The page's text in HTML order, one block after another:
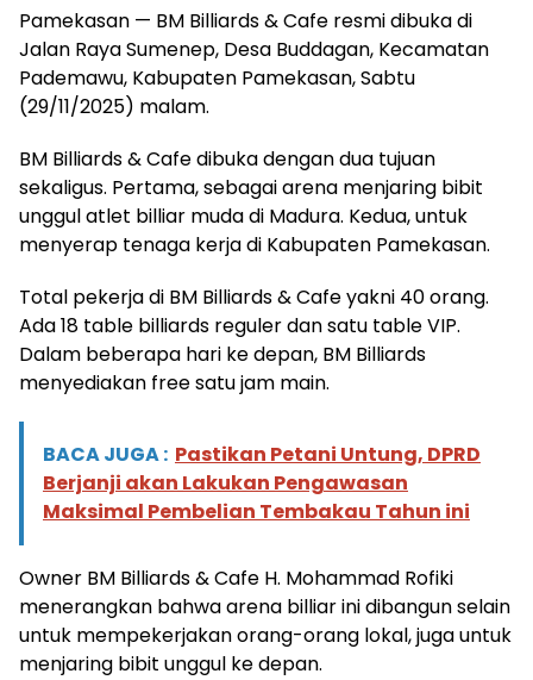
Pamekasan — BM Billiards & Cafe resmi dibuka di
Jalan Raya Sumenep, Desa Buddagan, Kecamatan
Pademawu, Kabupaten Pamekasan, Sabtu
(29/11/2025) malam.
BM Billiards & Cafe dibuka dengan dua tujuan
sekaligus. Pertama, sebagai arena menjaring bibit
unggul atlet billiar muda di Madura. Kedua, untuk
menyerap tenaga kerja di Kabupaten Pamekasan.
Total pekerja di BM Billiards & Cafe yakni 40 orang.
Ada 18 table billiards reguler dan satu table VIP.
Dalam beberapa hari ke depan, BM Billiards
menyediakan free satu jam main.
BACA JUGA : Pastikan Petani Untung, DPRD
Berjanji akan Lakukan Pengawasan
Maksimal Pembelian Tembakau Tahun ini
Owner BM Billiards & Cafe H. Mohammad Rofiki
menerangkan bahwa arena billiar ini dibangun selain
untuk mempekerjakan orang-orang lokal, juga untuk
menjaring bibit unggul ke depan.